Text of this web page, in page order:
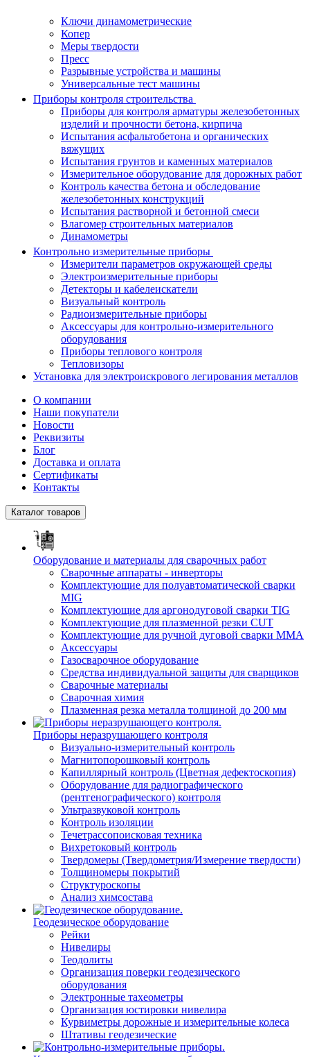
Ключи динамометрические
Копер
Меры твердости
Пресс
Разрывные устройства и машины
Универсальные тест машины
Приборы контроля строительства
Приборы для контроля арматуры железобетонных
изделий и прочности бетона, кирпича
Испытания асфальтобетона и органических
вяжущих
Испытания грунтов и каменных материалов
Измерительное оборудование для дорожных работ
Контроль качества бетона и обследование
железобетонных конструкций
Испытания растворной и бетонной смеси
Влагомер строительных материалов
Динамометры
Контрольно измерительные приборы
Измерители параметров окружающей среды
Электроизмерительные приборы
Детекторы и кабелеискатели
Визуальный контроль
Радиоизмерительные приборы
Аксессуары для контрольно-измерительного
оборудования
Приборы теплового контроля
Тепловизоры
Установка для электроискрового легирования металлов
О компании
Наши покупатели
Новости
Реквизиты
Блог
Доставка и оплата
Сертификаты
Контакты
Каталог товаров
Оборудование и материалы для сварочных работ
Сварочные аппараты - инверторы
Комплектующие для полуавтоматической сварки
MIG
Комплектующие для аргонодуговой сварки TIG
Комплектующие для плазменной резки CUT
Комплектующие для ручной дуговой сварки MMA
Аксессуары
Газосварочное оборудование
Средства индивидуальной защиты для сварщиков
Сварочные материалы
Сварочная химия
Плазменная резка металла толщиной до 200 мм
Приборы неразрушающего контроля
Визуально-измерительный контроль
Магнитопорошковый контроль
Капиллярный контроль (Цветная дефектоскопия)
Оборудование для радиографического
(рентгенографического) контроля
Ультразвуковой контроль
Контроль изоляции
Течетрассопоисковая техника
Вихретоковый контроль
Твердомеры (Твердометрия/Измерение твердости)
Толщиномеры покрытий
Структуроскопы
Анализ химсостава
Геодезическое оборудование
Рейки
Нивелиры
Теодолиты
Организация поверки геодезического
оборудования
Электронные тахеометры
Организация юстировки нивелира
Курвиметры дорожные и измерительные колеса
Штативы геодезические